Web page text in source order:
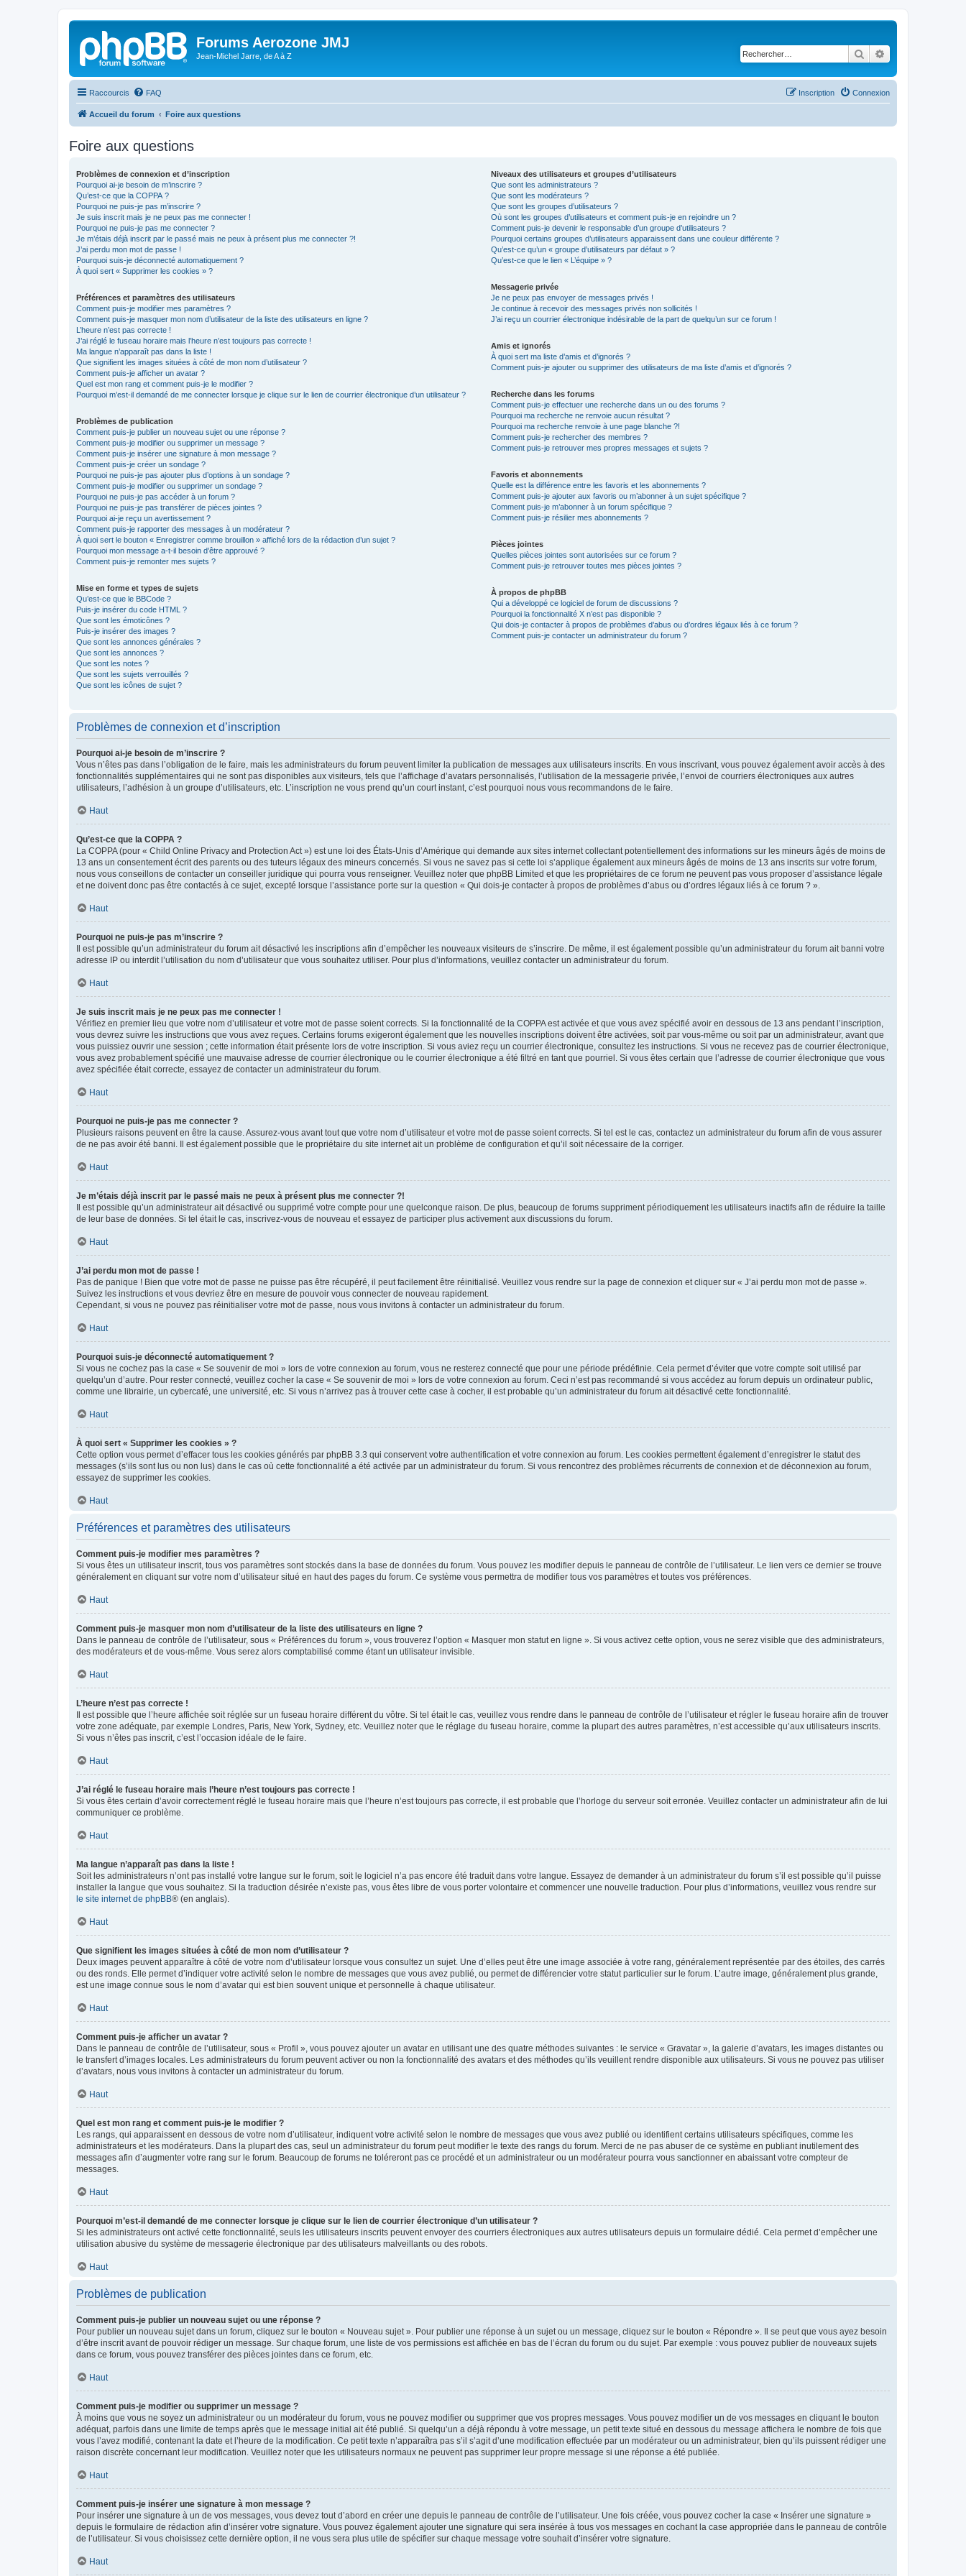
Forums Aerozone JMJ
Jean-Michel Jarre, de A à Z Rechercher
Raccourcis FAQ Connexion
Inscription
Accueil du forum Foire aux questions
Foire aux questions
Problèmes de connexion et d’inscription
Pourquoi ai-je besoin de m’inscrire ?
Qu’est-ce que la COPPA ?
Pourquoi ne puis-je pas m’inscrire ?
Je suis inscrit mais je ne peux pas me connecter !
Pourquoi ne puis-je pas me connecter ?
Je m’étais déjà inscrit par le passé mais ne peux à présent plus me connecter ?!
J’ai perdu mon mot de passe !
Pourquoi suis-je déconnecté automatiquement ?
À quoi sert « Supprimer les cookies » ?
Préférences et paramètres des utilisateurs
Comment puis-je modifier mes paramètres ?
Comment puis-je masquer mon nom d’utilisateur de la liste des utilisateurs en ligne ?
L’heure n’est pas correcte !
J’ai réglé le fuseau horaire mais l’heure n’est toujours pas correcte !
Ma langue n’apparaît pas dans la liste !
Que signifient les images situées à côté de mon nom d’utilisateur ?
Comment puis-je afficher un avatar ?
Quel est mon rang et comment puis-je le modifier ?
Pourquoi m’est-il demandé de me connecter lorsque je clique sur le lien de courrier électronique d’un utilisateur ?
Problèmes de publication
Comment puis-je publier un nouveau sujet ou une réponse ?
Comment puis-je modifier ou supprimer un message ?
Comment puis-je insérer une signature à mon message ?
Comment puis-je créer un sondage ?
Pourquoi ne puis-je pas ajouter plus d’options à un sondage ?
Comment puis-je modifier ou supprimer un sondage ?
Pourquoi ne puis-je pas accéder à un forum ?
Pourquoi ne puis-je pas transférer de pièces jointes ?
Pourquoi ai-je reçu un avertissement ?
Comment puis-je rapporter des messages à un modérateur ?
À quoi sert le bouton « Enregistrer comme brouillon » affiché lors de la rédaction d’un sujet ?
Pourquoi mon message a-t-il besoin d’être approuvé ?
Comment puis-je remonter mes sujets ?
Mise en forme et types de sujets
Qu’est-ce que le BBCode ?
Puis-je insérer du code HTML ?
Que sont les émoticônes ?
Puis-je insérer des images ?
Que sont les annonces générales ?
Que sont les annonces ?
Que sont les notes ?
Que sont les sujets verrouillés ?
Que sont les icônes de sujet ?
Niveaux des utilisateurs et groupes d’utilisateurs
Que sont les administrateurs ?
Que sont les modérateurs ?
Que sont les groupes d’utilisateurs ?
Où sont les groupes d’utilisateurs et comment puis-je en rejoindre un ?
Comment puis-je devenir le responsable d’un groupe d’utilisateurs ?
Pourquoi certains groupes d’utilisateurs apparaissent dans une couleur différente ?
Qu’est-ce qu’un « groupe d’utilisateurs par défaut » ?
Qu’est-ce que le lien « L’équipe » ?
Messagerie privée
Je ne peux pas envoyer de messages privés !
Je continue à recevoir des messages privés non sollicités !
J’ai reçu un courrier électronique indésirable de la part de quelqu’un sur ce forum !
Amis et ignorés
À quoi sert ma liste d’amis et d’ignorés ?
Comment puis-je ajouter ou supprimer des utilisateurs de ma liste d’amis et d’ignorés ?
Recherche dans les forums
Comment puis-je effectuer une recherche dans un ou des forums ?
Pourquoi ma recherche ne renvoie aucun résultat ?
Pourquoi ma recherche renvoie à une page blanche ?!
Comment puis-je rechercher des membres ?
Comment puis-je retrouver mes propres messages et sujets ?
Favoris et abonnements
Quelle est la différence entre les favoris et les abonnements ?
Comment puis-je ajouter aux favoris ou m’abonner à un sujet spécifique ?
Comment puis-je m’abonner à un forum spécifique ?
Comment puis-je résilier mes abonnements ?
Pièces jointes
Quelles pièces jointes sont autorisées sur ce forum ?
Comment puis-je retrouver toutes mes pièces jointes ?
À propos de phpBB
Qui a développé ce logiciel de forum de discussions ?
Pourquoi la fonctionnalité X n’est pas disponible ?
Qui dois-je contacter à propos de problèmes d’abus ou d’ordres légaux liés à ce forum ?
Comment puis-je contacter un administrateur du forum ?
Problèmes de connexion et d’inscription
Pourquoi ai-je besoin de m’inscrire ?
Vous n’êtes pas dans l’obligation de le faire, mais les administrateurs du forum peuvent limiter la publication de messages aux utilisateurs inscrits. En vous inscrivant, vous pouvez également avoir accès à des
fonctionnalités supplémentaires qui ne sont pas disponibles aux visiteurs, tels que l’affichage d’avatars personnalisés, l’utilisation de la messagerie privée, l’envoi de courriers électroniques aux autres
utilisateurs, l’adhésion à un groupe d’utilisateurs, etc. L’inscription ne vous prend qu’un court instant, c’est pourquoi nous vous recommandons de le faire.
Haut
Qu’est-ce que la COPPA ?
La COPPA (pour « Child Online Privacy and Protection Act ») est une loi des États-Unis d’Amérique qui demande aux sites internet collectant potentiellement des informations sur les mineurs âgés de moins de
13 ans un consentement écrit des parents ou des tuteurs légaux des mineurs concernés. Si vous ne savez pas si cette loi s’applique également aux mineurs âgés de moins de 13 ans inscrits sur votre forum,
nous vous conseillons de contacter un conseiller juridique qui pourra vous renseigner. Veuillez noter que phpBB Limited et que les propriétaires de ce forum ne peuvent pas vous proposer d’assistance légale
et ne doivent donc pas être contactés à ce sujet, excepté lorsque l’assistance porte sur la question « Qui dois-je contacter à propos de problèmes d’abus ou d’ordres légaux liés à ce forum ? ».
Haut
Pourquoi ne puis-je pas m’inscrire ?
Il est possible qu’un administrateur du forum ait désactivé les inscriptions afin d’empêcher les nouveaux visiteurs de s’inscrire. De même, il est également possible qu’un administrateur du forum ait banni votre
adresse IP ou interdit l’utilisation du nom d’utilisateur que vous souhaitez utiliser. Pour plus d’informations, veuillez contacter un administrateur du forum.
Haut
Je suis inscrit mais je ne peux pas me connecter !
Vérifiez en premier lieu que votre nom d’utilisateur et votre mot de passe soient corrects. Si la fonctionnalité de la COPPA est activée et que vous avez spécifié avoir en dessous de 13 ans pendant l’inscription,
vous devrez suivre les instructions que vous avez reçues. Certains forums exigeront également que les nouvelles inscriptions doivent être activées, soit par vous-même ou soit par un administrateur, avant que
vous puissiez ouvrir une session ; cette information était présente lors de votre inscription. Si vous aviez reçu un courrier électronique, consultez les instructions. Si vous ne recevez pas de courrier électronique,
vous avez probablement spécifié une mauvaise adresse de courrier électronique ou le courrier électronique a été filtré en tant que pourriel. Si vous êtes certain que l’adresse de courrier électronique que vous
avez spécifiée était correcte, essayez de contacter un administrateur du forum.
Haut
Pourquoi ne puis-je pas me connecter ?
Plusieurs raisons peuvent en être la cause. Assurez-vous avant tout que votre nom d’utilisateur et votre mot de passe soient corrects. Si tel est le cas, contactez un administrateur du forum afin de vous assurer
de ne pas avoir été banni. Il est également possible que le propriétaire du site internet ait un problème de configuration et qu’il soit nécessaire de la corriger.
Haut
Je m’étais déjà inscrit par le passé mais ne peux à présent plus me connecter ?!
Il est possible qu’un administrateur ait désactivé ou supprimé votre compte pour une quelconque raison. De plus, beaucoup de forums suppriment périodiquement les utilisateurs inactifs afin de réduire la taille
de leur base de données. Si tel était le cas, inscrivez-vous de nouveau et essayez de participer plus activement aux discussions du forum.
Haut
J’ai perdu mon mot de passe !
Pas de panique ! Bien que votre mot de passe ne puisse pas être récupéré, il peut facilement être réinitialisé. Veuillez vous rendre sur la page de connexion et cliquer sur « J’ai perdu mon mot de passe ».
Suivez les instructions et vous devriez être en mesure de pouvoir vous connecter de nouveau rapidement.
Cependant, si vous ne pouvez pas réinitialiser votre mot de passe, nous vous invitons à contacter un administrateur du forum.
Haut
Pourquoi suis-je déconnecté automatiquement ?
Si vous ne cochez pas la case « Se souvenir de moi » lors de votre connexion au forum, vous ne resterez connecté que pour une période prédéfinie. Cela permet d’éviter que votre compte soit utilisé par
quelqu’un d’autre. Pour rester connecté, veuillez cocher la case « Se souvenir de moi » lors de votre connexion au forum. Ceci n’est pas recommandé si vous accédez au forum depuis un ordinateur public,
comme une librairie, un cybercafé, une université, etc. Si vous n’arrivez pas à trouver cette case à cocher, il est probable qu’un administrateur du forum ait désactivé cette fonctionnalité.
Haut
À quoi sert « Supprimer les cookies » ?
Cette option vous permet d’effacer tous les cookies générés par phpBB 3.3 qui conservent votre authentification et votre connexion au forum. Les cookies permettent également d’enregistrer le statut des
messages (s’ils sont lus ou non lus) dans le cas où cette fonctionnalité a été activée par un administrateur du forum. Si vous rencontrez des problèmes récurrents de connexion et de déconnexion au forum,
essayez de supprimer les cookies.
Haut
Préférences et paramètres des utilisateurs
Comment puis-je modifier mes paramètres ?
Si vous êtes un utilisateur inscrit, tous vos paramètres sont stockés dans la base de données du forum. Vous pouvez les modifier depuis le panneau de contrôle de l’utilisateur. Le lien vers ce dernier se trouve
généralement en cliquant sur votre nom d’utilisateur situé en haut des pages du forum. Ce système vous permettra de modifier tous vos paramètres et toutes vos préférences.
Haut
Comment puis-je masquer mon nom d’utilisateur de la liste des utilisateurs en ligne ?
Dans le panneau de contrôle de l’utilisateur, sous « Préférences du forum », vous trouverez l’option « Masquer mon statut en ligne ». Si vous activez cette option, vous ne serez visible que des administrateurs,
des modérateurs et de vous-même. Vous serez alors comptabilisé comme étant un utilisateur invisible.
Haut
L’heure n’est pas correcte !
Il est possible que l’heure affichée soit réglée sur un fuseau horaire différent du vôtre. Si tel était le cas, veuillez vous rendre dans le panneau de contrôle de l’utilisateur et régler le fuseau horaire afin de trouver
votre zone adéquate, par exemple Londres, Paris, New York, Sydney, etc. Veuillez noter que le réglage du fuseau horaire, comme la plupart des autres paramètres, n’est accessible qu’aux utilisateurs inscrits.
Si vous n’êtes pas inscrit, c’est l’occasion idéale de le faire.
Haut
J’ai réglé le fuseau horaire mais l’heure n’est toujours pas correcte !
Si vous êtes certain d’avoir correctement réglé le fuseau horaire mais que l’heure n’est toujours pas correcte, il est probable que l’horloge du serveur soit erronée. Veuillez contacter un administrateur afin de lui
communiquer ce problème.
Haut
Ma langue n’apparaît pas dans la liste !
Soit les administrateurs n’ont pas installé votre langue sur le forum, soit le logiciel n’a pas encore été traduit dans votre langue. Essayez de demander à un administrateur du forum s’il est possible qu’il puisse
installer la langue que vous souhaitez. Si la traduction désirée n’existe pas, vous êtes libre de vous porter volontaire et commencer une nouvelle traduction. Pour plus d’informations, veuillez vous rendre sur
le site internet de phpBB® (en anglais).
Haut
Que signifient les images situées à côté de mon nom d’utilisateur ?
Deux images peuvent apparaître à côté de votre nom d’utilisateur lorsque vous consultez un sujet. Une d’elles peut être une image associée à votre rang, généralement représentée par des étoiles, des carrés
ou des ronds. Elle permet d’indiquer votre activité selon le nombre de messages que vous avez publié, ou permet de différencier votre statut particulier sur le forum. L’autre image, généralement plus grande,
est une image connue sous le nom d’avatar qui est bien souvent unique et personnelle à chaque utilisateur.
Haut
Comment puis-je afficher un avatar ?
Dans le panneau de contrôle de l’utilisateur, sous « Profil », vous pouvez ajouter un avatar en utilisant une des quatre méthodes suivantes : le service « Gravatar », la galerie d’avatars, les images distantes ou
le transfert d’images locales. Les administrateurs du forum peuvent activer ou non la fonctionnalité des avatars et des méthodes qu’ils veuillent rendre disponible aux utilisateurs. Si vous ne pouvez pas utiliser
d’avatars, nous vous invitons à contacter un administrateur du forum.
Haut
Quel est mon rang et comment puis-je le modifier ?
Les rangs, qui apparaissent en dessous de votre nom d’utilisateur, indiquent votre activité selon le nombre de messages que vous avez publié ou identifient certains utilisateurs spécifiques, comme les
administrateurs et les modérateurs. Dans la plupart des cas, seul un administrateur du forum peut modifier le texte des rangs du forum. Merci de ne pas abuser de ce système en publiant inutilement des
messages afin d’augmenter votre rang sur le forum. Beaucoup de forums ne toléreront pas ce procédé et un administrateur ou un modérateur pourra vous sanctionner en abaissant votre compteur de
messages.
Haut
Pourquoi m’est-il demandé de me connecter lorsque je clique sur le lien de courrier électronique d’un utilisateur ?
Si les administrateurs ont activé cette fonctionnalité, seuls les utilisateurs inscrits peuvent envoyer des courriers électroniques aux autres utilisateurs depuis un formulaire dédié. Cela permet d’empêcher une
utilisation abusive du système de messagerie électronique par des utilisateurs malveillants ou des robots.
Haut
Problèmes de publication
Comment puis-je publier un nouveau sujet ou une réponse ?
Pour publier un nouveau sujet dans un forum, cliquez sur le bouton « Nouveau sujet ». Pour publier une réponse à un sujet ou un message, cliquez sur le bouton « Répondre ». Il se peut que vous ayez besoin
d’être inscrit avant de pouvoir rédiger un message. Sur chaque forum, une liste de vos permissions est affichée en bas de l’écran du forum ou du sujet. Par exemple : vous pouvez publier de nouveaux sujets
dans ce forum, vous pouvez transférer des pièces jointes dans ce forum, etc.
Haut
Comment puis-je modifier ou supprimer un message ?
À moins que vous ne soyez un administrateur ou un modérateur du forum, vous ne pouvez modifier ou supprimer que vos propres messages. Vous pouvez modifier un de vos messages en cliquant le bouton
adéquat, parfois dans une limite de temps après que le message initial ait été publié. Si quelqu’un a déjà répondu à votre message, un petit texte situé en dessous du message affichera le nombre de fois que
vous l’avez modifié, contenant la date et l’heure de la modification. Ce petit texte n’apparaîtra pas s’il s’agit d’une modification effectuée par un modérateur ou un administrateur, bien qu’ils puissent rédiger une
raison discrète concernant leur modification. Veuillez noter que les utilisateurs normaux ne peuvent pas supprimer leur propre message si une réponse a été publiée.
Haut
Comment puis-je insérer une signature à mon message ?
Pour insérer une signature à un de vos messages, vous devez tout d’abord en créer une depuis le panneau de contrôle de l’utilisateur. Une fois créée, vous pouvez cocher la case « Insérer une signature »
depuis le formulaire de rédaction afin d’insérer votre signature. Vous pouvez également ajouter une signature qui sera insérée à tous vos messages en cochant la case appropriée dans le panneau de contrôle
de l’utilisateur. Si vous choisissez cette dernière option, il ne vous sera plus utile de spécifier sur chaque message votre souhait d’insérer votre signature.
Haut